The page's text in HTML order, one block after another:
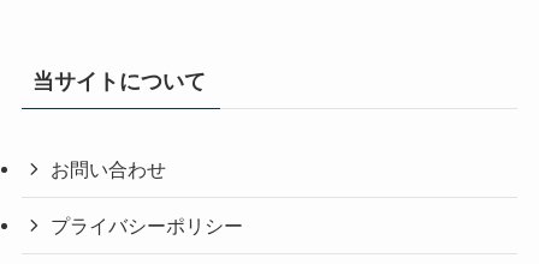
当サイトについて
お問い合わせ
プライバシーポリシー